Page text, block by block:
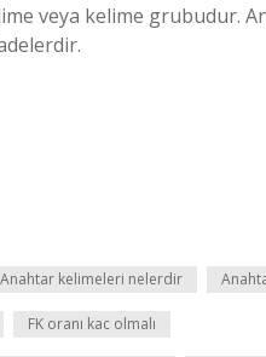
veya kelime grubudur.
Anahtar kelimeleri nelerdir
FK oranı kac olmalı